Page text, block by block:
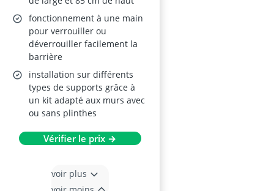
fonctionnement à une main
pour verrouiller ou
déverrouiller facilement la
barrière
installation sur différents
types de supports grâce à
un kit adapté aux murs avec
ou sans plinthes
Vérifier le prix →
voir plus